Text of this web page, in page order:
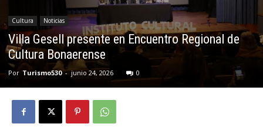
Cultura Noticias
Villa Gesell presente en Encuentro Regional de
Cultura Bonaerense
Por Turismo530 - junio 24, 2026 0